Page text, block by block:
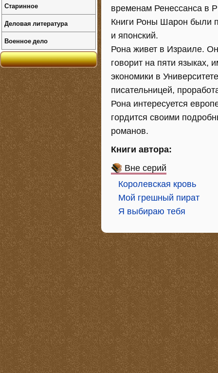
временам Ренессанса в
Книги Роны Шарон были
и японский.
Рона живет в Израиле.
говорит на пяти языках,
экономики в
писательницей,
Рона интересуется
гордится своими
романов.
Книги автора:
Вне серий
Королевская кровь
Мой грешный пират
Я выбираю тебя
Старинное
Деловая литература
Военное дело